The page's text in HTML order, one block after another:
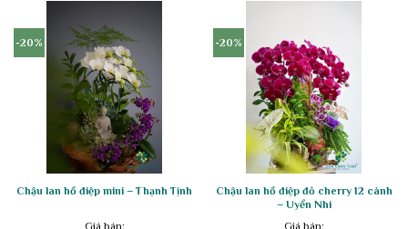
-20%
Chậu lan hồ điệp mini – Thạnh Tịnh
Giá bán:
-20%
Chậu lan hồ điệp đỏ cherry 12 cành
– Uyển Nhi
Giá bán: